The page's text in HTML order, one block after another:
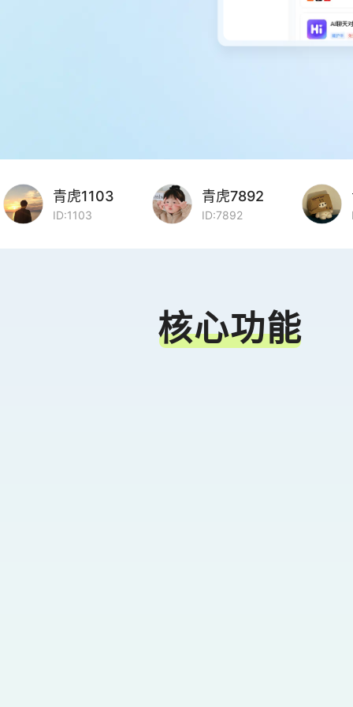
青虎1103
ID:1103
青虎7892
ID:7892
核心功能